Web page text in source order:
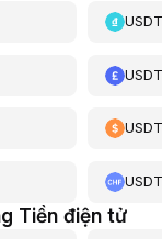
USDT
USDT
USDT
USDT
Tiền điện tử